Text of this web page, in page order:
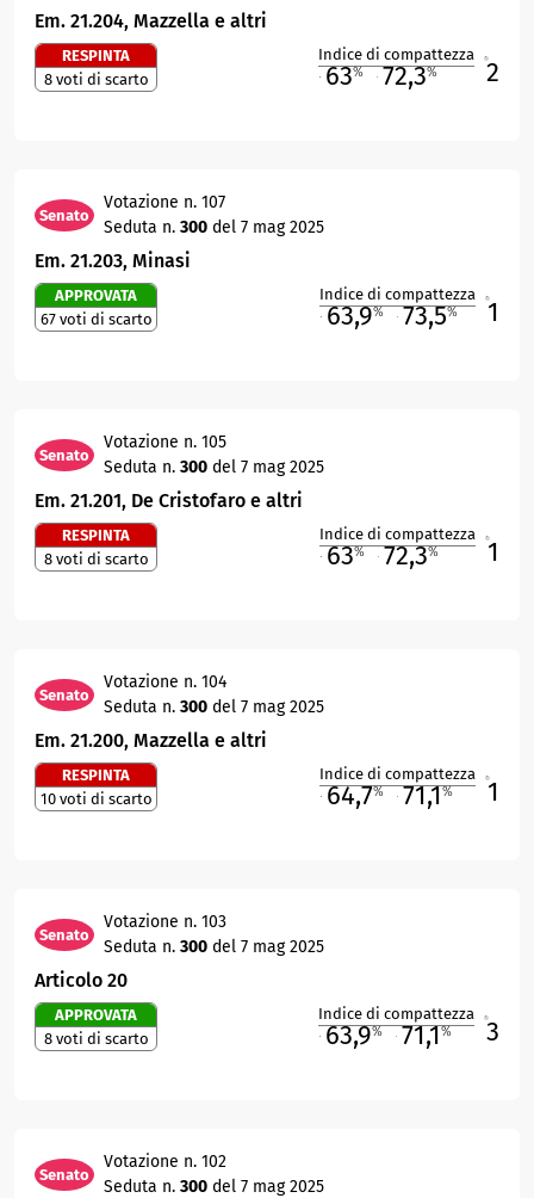
Em. 21.204, Mazzella e altri
RESPINTA
8 voti di scarto
Indice di compattezza
63% 72,3% 2
Senato
Votazione n. 107
Seduta n. 300 del 7 mag 2025
Em. 21.203, Minasi
APPROVATA
67 voti di scarto
Indice di compattezza
63,9% 73,5% 1
Senato
Votazione n. 105
Seduta n. 300 del 7 mag 2025
Em. 21.201, De Cristofaro e altri
RESPINTA
8 voti di scarto
Indice di compattezza
63% 72,3% 1
Senato
Votazione n. 104
Seduta n. 300 del 7 mag 2025
Em. 21.200, Mazzella e altri
RESPINTA
10 voti di scarto
Indice di compattezza
64,7% 71,1% 1
Senato
Votazione n. 103
Seduta n. 300 del 7 mag 2025
Articolo 20
APPROVATA
8 voti di scarto
Indice di compattezza
63,9% 71,1% 3
Senato
Votazione n. 102
Seduta n. 300 del 7 mag 2025